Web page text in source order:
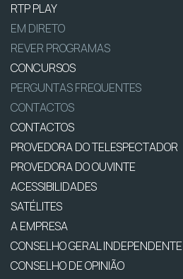
RTP PLAY
EM DIRETO
REVER PROGRAMAS
CONCURSOS
PERGUNTAS FREQUENTES
CONTACTOS
CONTACTOS
PROVEDORA DO TELESPECTADOR
PROVEDORA DO OUVINTE
ACESSIBILIDADES
SATÉLITES
A EMPRESA
CONSELHO GERAL INDEPENDENTE
CONSELHO DE OPINIÃO